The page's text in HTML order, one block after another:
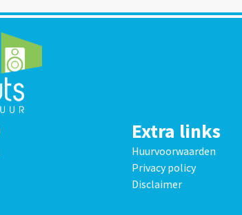
Extra links
Huurvoorwaarden
Privacy policy
Disclaimer